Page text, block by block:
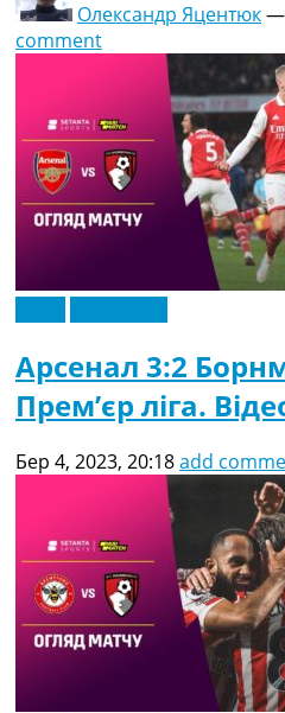
Олександр Яцентюк—
comment
Арсенал 3:2
Прем’єр ліга.
Бер 4, 2023, 20:18add